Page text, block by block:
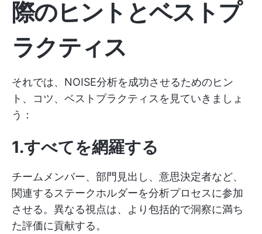
際のヒントとベストプ
ラクティス
それでは、NOISE分析を成功させるためのヒン
ト、コツ、ベストプラクティスを見ていきましょ
う：
1.すべてを網羅する
チームメンバー、部門見出し、意思決定者など、
関連するステークホルダーを分析プロセスに参加
させる。異なる視点は、より包括的で洞察に満ち
た評価に貢献する。